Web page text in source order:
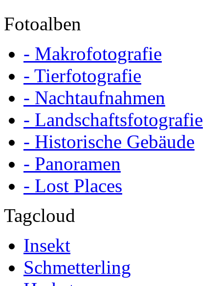
Fotoalben
- Makrofotografie
- Tierfotografie
- Nachtaufnahmen
- Landschaftsfotografie
- Historische Gebäude
- Panoramen
- Lost Places
Tagcloud
Insekt
Schmetterling